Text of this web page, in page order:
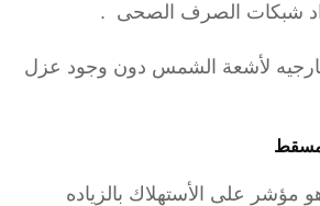
شبكات الصرف الصحى .
لأشعة الشمس دون وجود عزل
مسقط
مؤشر على الأستهلاك بالزياده